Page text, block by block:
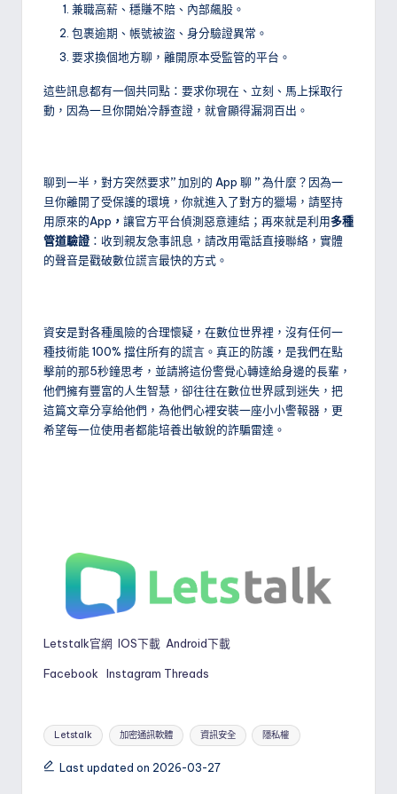
兼職高薪、穩賺不賠、內部飆股。
包裹逾期、帳號被盜、身分驗證異常。
要求換個地方聊，離開原本受監管的平台。
這些訊息都有一個共同點：要求你現在、立刻、馬上採取行
動，因為一旦你開始冷靜查證，就會顯得漏洞百出。
聊到一半，對方突然要求”加別的 App 聊 ”為什麼？因為一
旦你離開了受保護的環境，你就進入了對方的獵場，請堅持
用原來的App ， 讓官方平台偵測惡意連結；再來就是利用多種
管道驗證 ：收到親友急事訊息，請改用電話直接聯絡，實體
的聲音是戳破數位謊言最快的方式。
資安是對各種風險的合理懷疑，在數位世界裡，沒有任何一
種技術能 100% 擋住所有的謊言。真正的防護，是我們在點
擊前的那5秒鐘思考，並請將這份警覺心轉達給身邊的長輩，
他們擁有豐富的人生智慧，卻往往在數位世界感到迷失，把
這篇文章分享給他們，為他們心裡安裝一座小小警報器，更
希望每一位使用者都能培養出敏銳的詐騙雷達。
Letstalk官網 IOS下載 Android下載
Facebook Instagram Threads
Tags:
Letstalk 加密通訊軟體 資訊安全 隱私權
Last updated on 2026-03-27